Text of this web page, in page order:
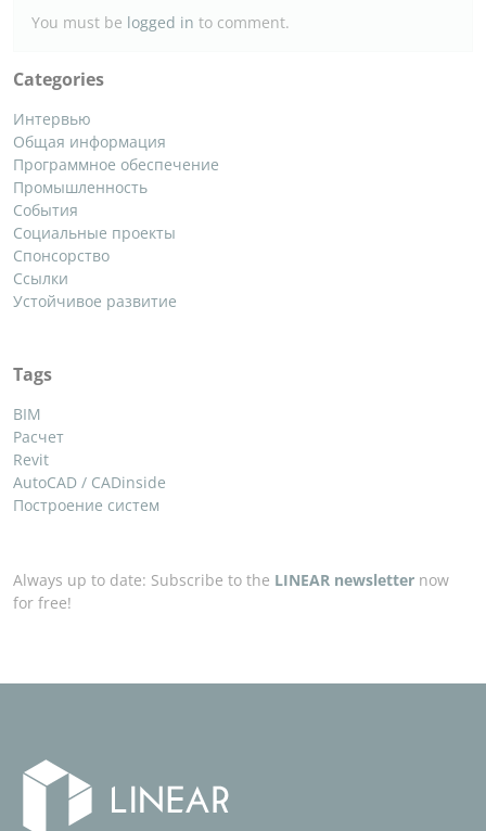
You must be logged in to comment.
Categories
Интервью
Общая информация
Программное обеспечение
Промышленность
События
Социальные проекты
Спонсорство
Ссылки
Устойчивое развитие
Tags
BIM
Расчет
Revit
AutoCAD / CADinside
Построение систем
Always up to date: Subscribe to the LINEAR newsletter now
for free!